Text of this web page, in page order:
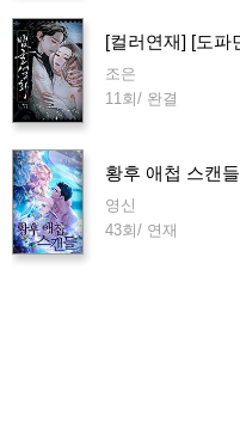
조은
11회/ 완결
황후 애첩 스캔들
영신
43회/ 연재